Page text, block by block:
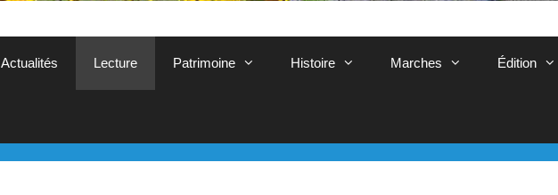
Actualités Lecture Patrimoine Histoire Marches Édition